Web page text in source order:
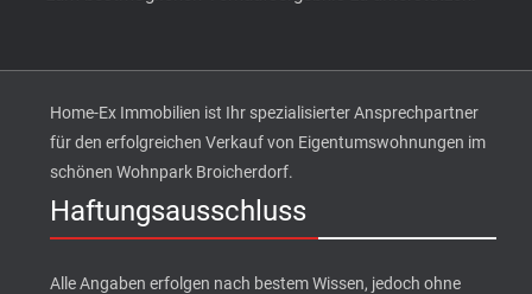
Home-Ex Immobilien ist Ihr spezialisierter Ansprechpartner
für den erfolgreichen Verkauf von Eigentumswohnungen im
schönen Wohnpark Broicherdorf.
Haftungsausschluss
Alle Angaben erfolgen nach bestem Wissen, jedoch ohne